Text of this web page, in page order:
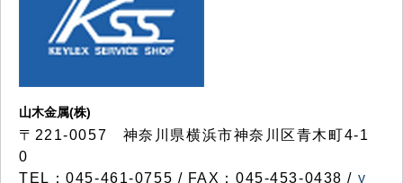
山木金属(株)
〒221-0057 神奈川県横浜市神奈川区青木町4-1
0
TEL：045-461-0755 / FAX：045-453-0438 / y